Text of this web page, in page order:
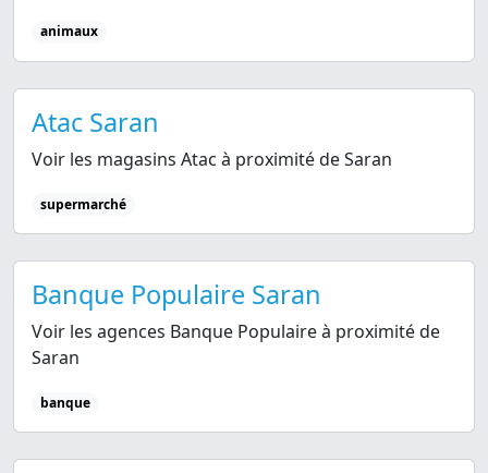
animaux
Atac Saran
Voir les magasins Atac à proximité de Saran
supermarché
Banque Populaire Saran
Voir les agences Banque Populaire à proximité de
Saran
banque